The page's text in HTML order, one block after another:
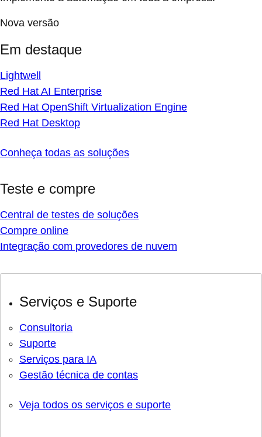
Nova versão
Em destaque
Lightwell
Red Hat AI Enterprise
Red Hat OpenShift Virtualization Engine
Red Hat Desktop
Conheça todas as soluções
Teste e compre
Central de testes de soluções
Compre online
Integração com provedores de nuvem
Serviços e Suporte
Consultoria
Suporte
Serviços para IA
Gestão técnica de contas
Veja todos os serviços e suporte